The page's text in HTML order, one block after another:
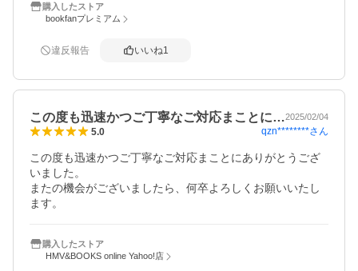
購入したストア
bookfanプレミアム
違反報告 いいね1
この度も迅速かつご丁寧なご対応まことに…2025/02/04
5.0 qzn********さん
この度も迅速かつご丁寧なご対応まことにありがとうござ
いました。
またの機会がございましたら、何卒よろしくお願いいたし
ます。
購入したストア
HMV&BOOKS online Yahoo!店